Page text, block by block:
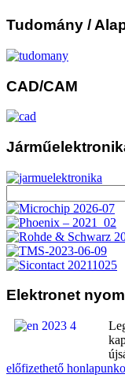
Tudomány /
CAD/CAM
Elektronet
előfizethető